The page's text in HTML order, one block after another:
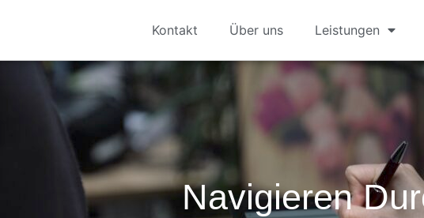
Kontakt Über uns Leistungen
Navigieren